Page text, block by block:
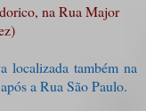
na Rua Major
localizada também na
a Rua São Paulo.